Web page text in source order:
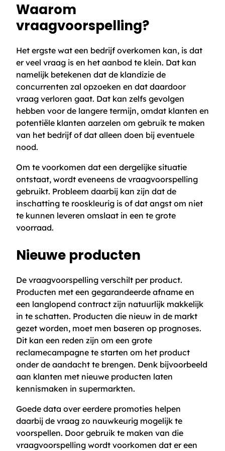
Waarom
vraagvoorspelling?
Het ergste wat een bedrijf overkomen kan, is dat
er veel vraag is en het aanbod te klein. Dat kan
namelijk betekenen dat de klandizie de
concurrenten zal opzoeken en dat daardoor
vraag verloren gaat. Dat kan zelfs gevolgen
hebben voor de langere termijn, omdat klanten en
potentiële klanten aarzelen om gebruik te maken
van het bedrijf of dat alleen doen bij eventuele
nood.
Om te voorkomen dat een dergelijke situatie
ontstaat, wordt eveneens de vraagvoorspelling
gebruikt. Probleem daarbij kan zijn dat de
inschatting te rooskleurig is of dat angst om niet
te kunnen leveren omslaat in een te grote
voorraad.
Nieuwe producten
De vraagvoorspelling verschilt per product.
Producten met een gegarandeerde afname en
een langlopend contract zijn natuurlijk makkelijk
in te schatten. Producten die nieuw in de markt
gezet worden, moet men baseren op prognoses.
Dit kan een reden zijn om een grote
reclamecampagne te starten om het product
onder de aandacht te brengen. Denk bijvoorbeeld
aan klanten met nieuwe producten laten
kennismaken in supermarkten.
Goede data over eerdere promoties helpen
daarbij de vraag zo nauwkeurig mogelijk te
voorspellen. Door gebruik te maken van die
vraagvoorspelling wordt voorkomen dat er een